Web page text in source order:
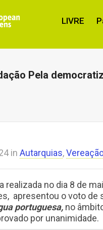
LIVRE
Pela
in Autarquias,
realizada no dia 8 de
apresentou o voto de
portuguesa, no
por unanimidade.